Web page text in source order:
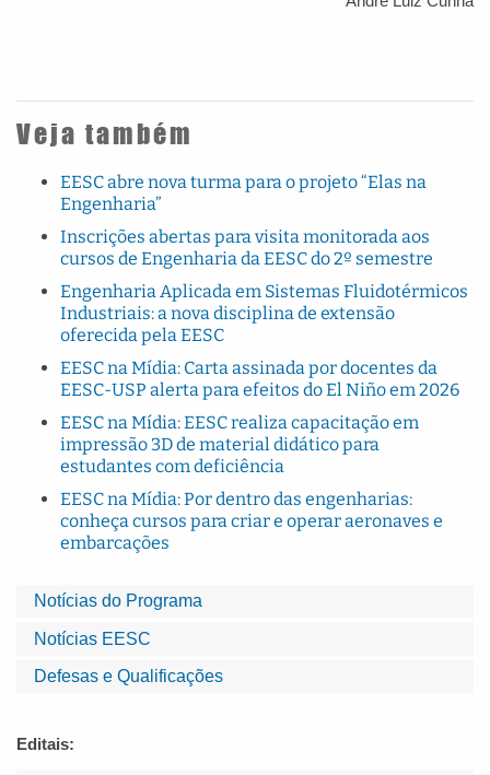
Notícias do Programa
Notícias EESC
Defesas e Qualificações
Editais:
Veja também
EESC abre nova turma para o projeto “Elas na
Engenharia”
Inscrições abertas para visita monitorada aos
cursos de Engenharia da EESC do 2º semestre
Engenharia Aplicada em Sistemas Fluidotérmicos
Industriais: a nova disciplina de extensão
oferecida pela EESC
EESC na Mídia: Carta assinada por docentes da
EESC-USP alerta para efeitos do El Niño em 2026
EESC na Mídia: EESC realiza capacitação em
impressão 3D de material didático para
estudantes com deficiência
EESC na Mídia: Por dentro das engenharias:
conheça cursos para criar e operar aeronaves e
embarcações